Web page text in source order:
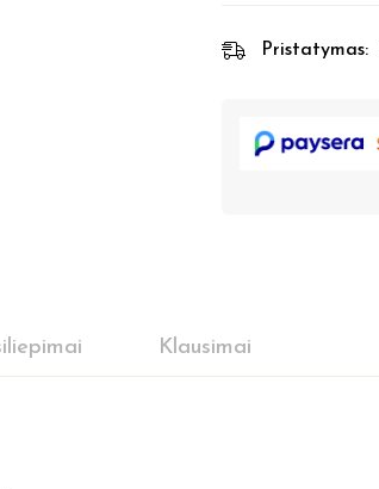
Pristatymas:
Klausimai